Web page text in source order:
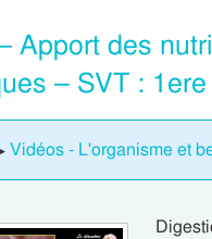
Apport des
– SVT :
Vidéos - L'organisme et